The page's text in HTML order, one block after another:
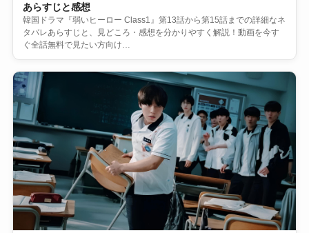
あらすじと感想
韓国ドラマ『弱いヒーロー Class1』第13話から第15話までの詳細なネ
タバレあらすじと、見どころ・感想を分かりやすく解説！動画を今す
ぐ全話無料で見たい方向け…